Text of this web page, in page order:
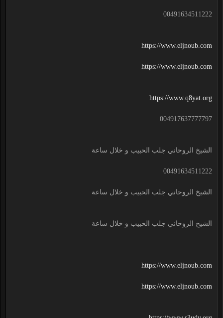
00491634511222
https://www.eljnoub.com
https://www.eljnoub.com
https://www.q8yat.org
004917637777797
الشيخ الروحاني جلب الحبيب و خلال ساعة
00491634511222
الشيخ الروحاني جلب الحبيب و خلال ساعة
الشيخ الروحاني جلب الحبيب و خلال ساعة
https://www.eljnoub.com
https://www.eljnoub.com